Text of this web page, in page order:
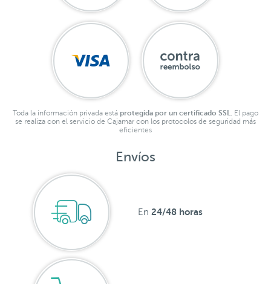
Toda la información privada está protegida por un certificado SSL.
El pago
se realiza con el servicio de Cajamar con los protocolos de seguridad más
eficientes
Envíos
En 24/48 horas